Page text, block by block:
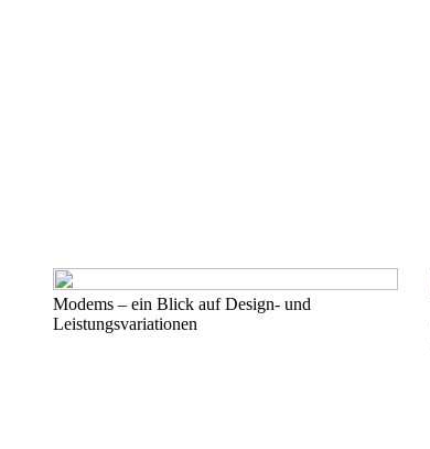
Modems – ein Blick auf Design- und
Leistungsvariationen